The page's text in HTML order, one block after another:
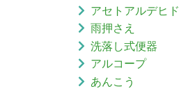
アセトアルデヒド
雨押さえ
洗落し式便器
アルコープ
あんこう